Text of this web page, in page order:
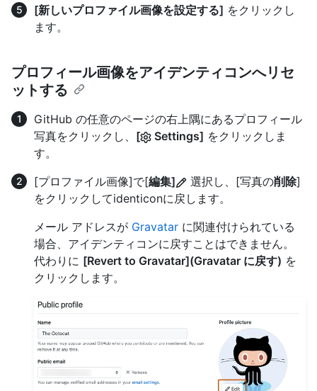
[新しいプロファイル画像を設定する] をクリックし
ます。
プロフィール画像をアイデンティコンへリセ
ットする
GitHub の任意のページの右上隅にあるプロフィール
写真をクリックし、 [ Settings] をクリックしま
す。
[プロファイル画像]で[編集] 選択し、[写真の削除]
をクリックしてidenticonに戻します。
メール アドレスが Gravatar に関連付けられている
場合、アイデンティコンに戻すことはできません。
代わりに [Revert to Gravatar](Gravatar に戻す) を
クリックします。